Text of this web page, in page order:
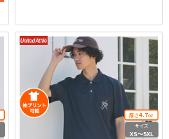
厚さ4.7oz
サイズ
XS〜5XL